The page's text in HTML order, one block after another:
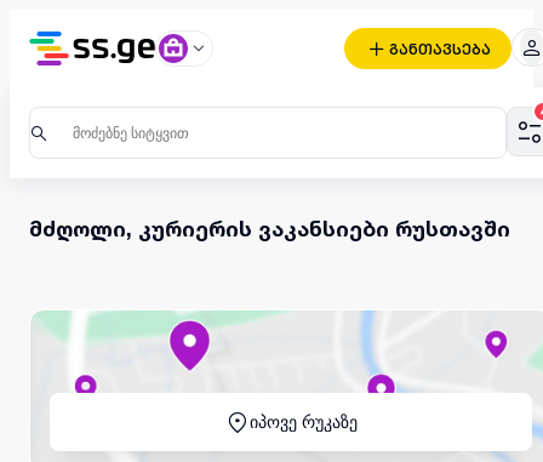
განთავსება
მძღოლი, კურიერის ვაკანსიები რუსთავში
იპოვე რუკაზე